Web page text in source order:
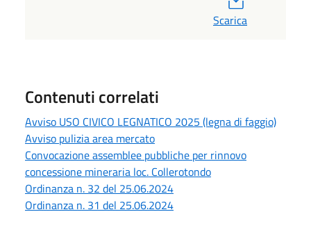
Scarica
Contenuti correlati
Avviso USO CIVICO LEGNATICO 2025 (legna di faggio)
Avviso pulizia area mercato
Convocazione assemblee pubbliche per rinnovo
concessione mineraria loc. Collerotondo
Ordinanza n. 32 del 25.06.2024
Ordinanza n. 31 del 25.06.2024